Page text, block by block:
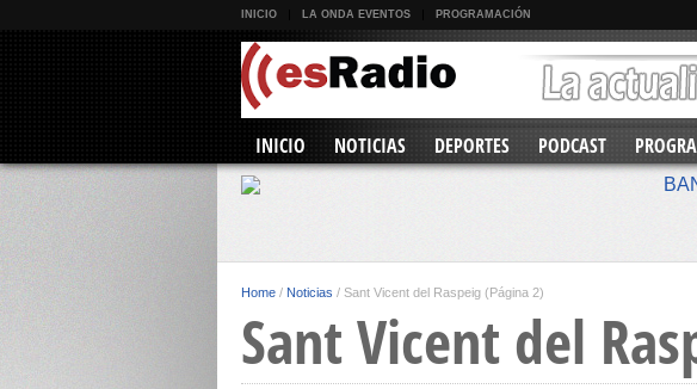
INICIO LA ONDA EVENTOS PROGRAMACIÓN
INICIO NOTICIAS DEPORTES PODCAST
Home / Noticias / Sant Vicent del Raspeig (Página 2)
Sant Vicent del